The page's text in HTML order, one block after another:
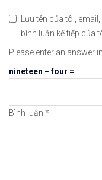
Lưu tên của tôi,
bình luận kế tiếp của
Please enter an answer
nineteen − four =
Bình luận *